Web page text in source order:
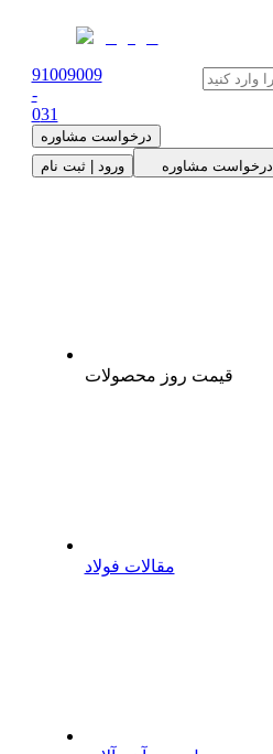
91009009
-
031
درخواست مشاوره
ورود | ثبت نام
درخواست مشاوره
قیمت روز محصولات
مقالات فولاد